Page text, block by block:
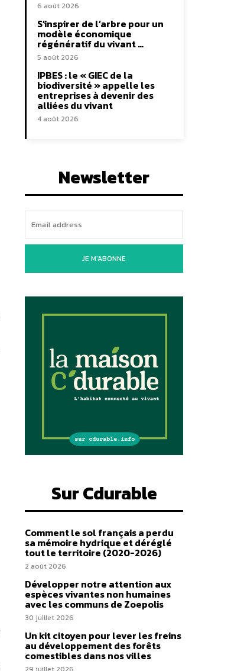
6 août 2026
S’inspirer de l’arbre pour un
modèle économique
régénératif du vivant …
5 août 2026
IPBES : le « GIEC de la
biodiversité » appelle les
entreprises à devenir des
alliées du vivant
4 août 2026
Newsletter
JE M'ABONNE
Sur Cdurable
Comment le sol français a perdu
sa mémoire hydrique et déréglé
tout le territoire (2020-2026)
2 août 2026
Développer notre attention aux
espèces vivantes non humaines
avec les communs de Zoepolis
30 juillet 2026
Un kit citoyen pour lever les freins
au développement des forêts
comestibles dans nos villes